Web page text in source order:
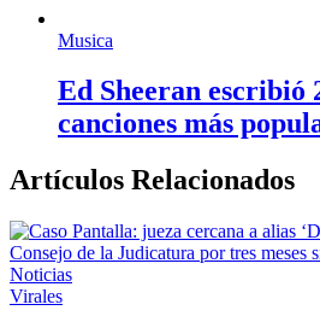
Musica
Ed Sheeran escribió
canciones más
Artículos Relacionados
Virales